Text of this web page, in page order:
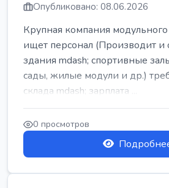
Опубликовано: 08.06.2026
Крупная компания модульного
ищет персонал (Производит и
здания mdash; спортивные
сады, жилые модули и др.)
склада mdash; зарплата ...
0 просмотров